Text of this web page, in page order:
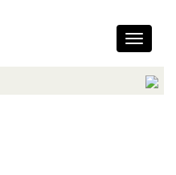
Toggle